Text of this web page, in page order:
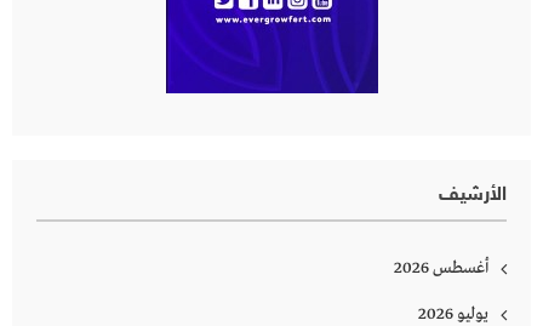
الأرشيف
أغسطس 2026
يوليو 2026